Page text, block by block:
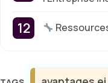
Étiquettes